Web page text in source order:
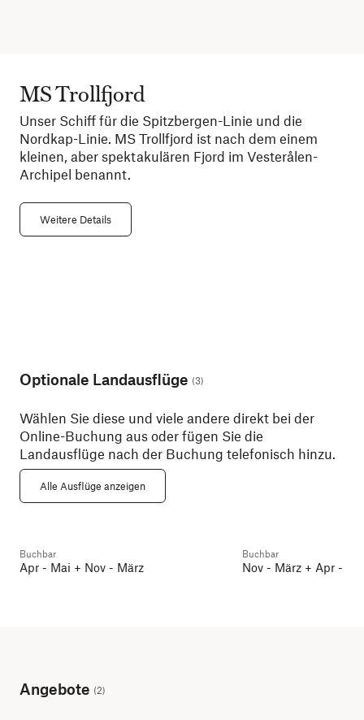
MS Trollfjord
Unser Schiff für die Spitzbergen-Linie und die
Nordkap-Linie. MS Trollfjord ist nach dem einem
kleinen, aber spektakulären Fjord im Vesterålen-
Archipel benannt.
Weitere Details
Optionale Landausflüge (3)
Wählen Sie diese und viele andere direkt bei der
Online-Buchung aus oder fügen Sie die
Landausflüge nach der Buchung telefonisch hinzu.
Alle Ausflüge anzeigen
Vor- und Nachprogramme
Carlsberg, Kanäle &
Kopenhagen 5 Std.
Buchbar
Apr - Mai + Nov - März
Vor- und
Königliches
Christiansborg
Buchbar
Nov - März + Apr -
Angebote (2)